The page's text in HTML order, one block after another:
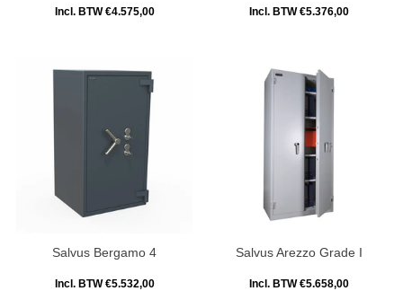
Incl. BTW €4.575,00 Incl. BTW €5.376,00
Salvus Bergamo 4
Incl. BTW €5.532,00
Salvus Arezzo Grade I
Incl. BTW €5.658,00